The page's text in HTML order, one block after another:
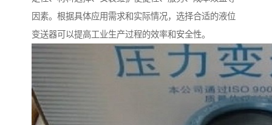
因素。根据具体应用需求和实际情况，选择合适的液位
变送器可以提高工业生产过程的效率和安全性。